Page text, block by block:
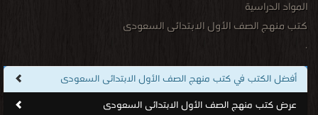
اضف كتاب
المواد الدراسية
كتب منهج الصف الأول الابتدائى السعودى
.
أفضل الكتب في كتب منهج الصف الأول الابتدائى السعودى
عرض كتب منهج الصف الأول الابتدائى السعودى